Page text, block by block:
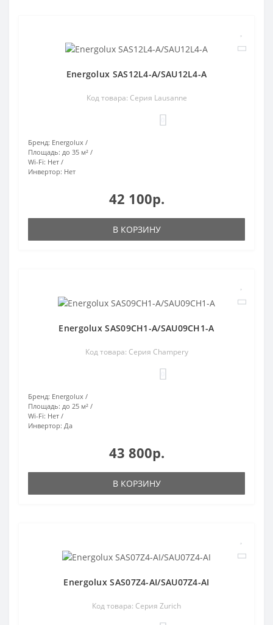
Energolux SAS12L4-A/SAU12L4-A
Код товара: Серия Lausanne
Бренд: Energolux
Площадь: до 35 м²
Wi-Fi: Нет
Инвертор: Нет
42 100р.
В КОРЗИНУ
Energolux SAS09CH1-A/SAU09CH1-A
Код товара: Серия Champery
Бренд: Energolux
Площадь: до 25 м²
Wi-Fi: Нет
Инвертор: Да
43 800р.
В КОРЗИНУ
Energolux SAS07Z4-AI/SAU07Z4-AI
Код товара: Серия Zurich